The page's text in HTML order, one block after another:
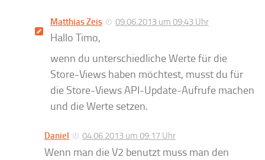
Matthias Zeis 09.06.2013 um 09:43 Uhr
Hallo Timo,
wenn du unterschiedliche Werte für die
Store-Views haben möchtest, musst du für
die Store-Views API-Update-Aufrufe machen
und die Werte setzen.
Daniel 04.06.2013 um 09:17 Uhr
Wenn man die V2 benutzt muss man den